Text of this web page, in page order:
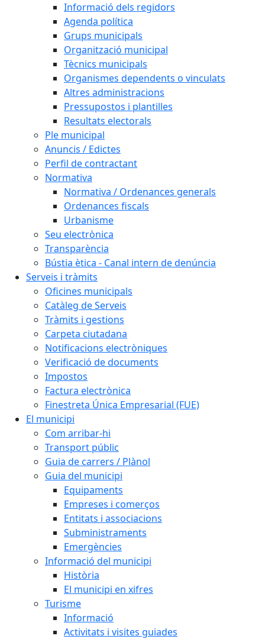
Informació dels regidors
Agenda política
Grups municipals
Organització municipal
Tècnics municipals
Organismes dependents o vinculats
Altres administracions
Pressupostos i plantilles
Resultats electorals
Ple municipal
Anuncis / Edictes
Perfil de contractant
Normativa
Normativa / Ordenances generals
Ordenances fiscals
Urbanisme
Seu electrònica
Transparència
Bústia ètica - Canal intern de denúncia
Serveis i tràmits
Oficines municipals
Catàleg de Serveis
Tràmits i gestions
Carpeta ciutadana
Notificacions electròniques
Verificació de documents
Impostos
Factura electrònica
Finestreta Única Empresarial (FUE)
El municipi
Com arribar-hi
Transport públic
Guia de carrers / Plànol
Guia del municipi
Equipaments
Empreses i comerços
Entitats i associacions
Subministraments
Emergències
Informació del municipi
Història
El municipi en xifres
Turisme
Informació
Activitats i visites guiades